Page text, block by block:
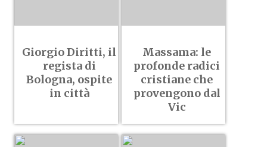
Giorgio Diritti, il
regista di
Bologna, ospite
in città
Massama: le
profonde radici
cristiane che
provengono dal
Vic